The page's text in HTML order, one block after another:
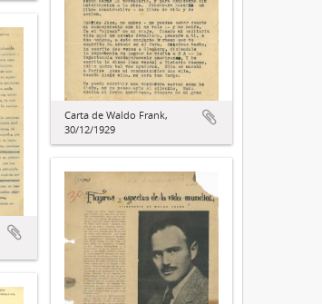
Carta de Waldo Frank,
30/12/1929